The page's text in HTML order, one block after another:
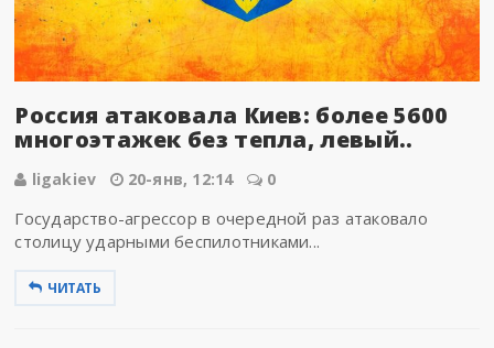
Россия атаковала Киев: более 5600
многоэтажек без тепла, левый..
ligakiev 20-янв, 12:14 0
Государство-агрессор в очередной раз атаковало
столицу ударными беспилотниками...
ЧИТАТЬ